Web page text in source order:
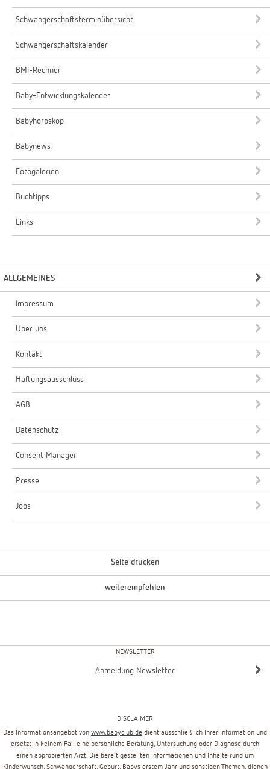
Schwangerschaftsterminübersicht
Schwangerschaftskalender
BMI-Rechner
Baby-Entwicklungskalender
Babyhoroskop
Babynews
Fotogalerien
Buchtipps
Links
ALLGEMEINES
Impressum
Über uns
Kontakt
Haftungsausschluss
AGB
Datenschutz
Consent Manager
Presse
Jobs
Seite drucken
weiterempfehlen
NEWSLETTER
Anmeldung Newsletter
DISCLAIMER
Das Informationsangebot von www.babyclub.de dient ausschließlich Ihrer Information und
ersetzt in keinem Fall eine persönliche Beratung, Untersuchung oder Diagnose durch
einen approbierten Arzt. Die bereit gestellten Informationen und Inhalte rund um
Kinderwunsch, Schwangerschaft, Geburt, Babys erstem Jahr und sonstigen Themen, dienen